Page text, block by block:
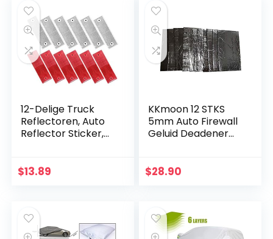
12-Delige Truck
Reflectoren, Auto
Reflector Sticker,
Reflectoren
$13.89
KKmoon 12 STKS
5mm Auto Firewall
Geluid Deadener
Geluidsisolatie
$28.90